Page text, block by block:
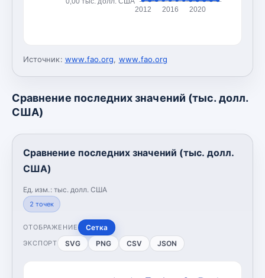
2012 2016 2020
Источник: www.fao.org, www.fao.org
Сравнение последних значений (тыс. долл.
США)
Сравнение последних значений (тыс. долл.
США)
Ед. изм.: тыс. долл. США
2 точек
ОТОБРАЖЕНИЕ Сетка
ЭКСПОРТ SVG PNG CSV JSON